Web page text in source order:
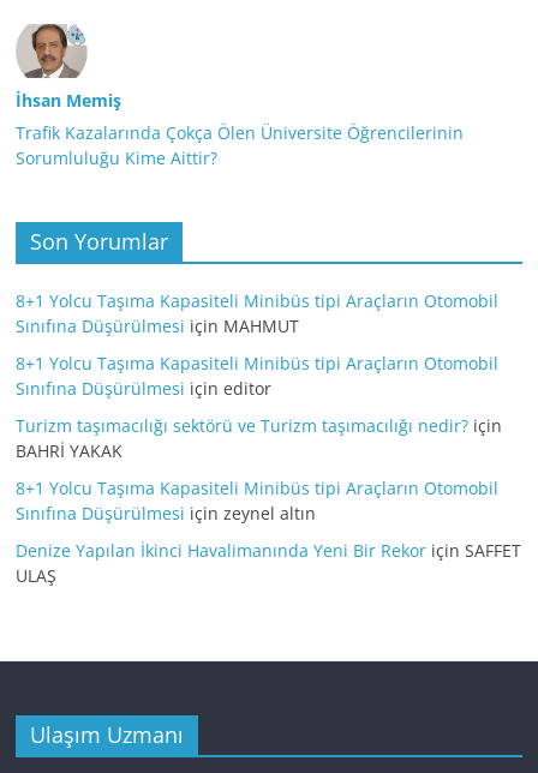
İhsan Memiş
Trafik Kazalarında Çokça Ölen Üniversite Öğrencilerinin
Sorumluluğu Kime Aittir?
Son Yorumlar
8+1 Yolcu Taşıma Kapasiteli Minibüs tipi Araçların Otomobil
Sınıfına Düşürülmesi için MAHMUT
8+1 Yolcu Taşıma Kapasiteli Minibüs tipi Araçların Otomobil
Sınıfına Düşürülmesi içineditor
Turizm taşımacılığı sektörü ve Turizm taşımacılığı nedir? için
BAHRİ YAKAK
8+1 Yolcu Taşıma Kapasiteli Minibüs tipi Araçların Otomobil
Sınıfına Düşürülmesi içinzeynel altın
Denize Yapılan İkinci Havalimanında Yeni Bir Rekor içinSAFFET
ULAŞ
Ulaşım Uzmanı